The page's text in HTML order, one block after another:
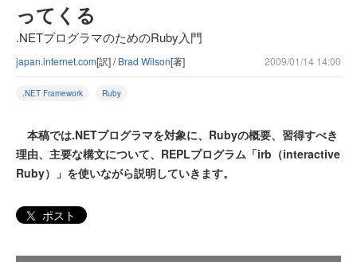
ってくる
.NETプログラマのためのRuby入門
japan.internet.com[訳] /Brad Wilson[著] 2009/01/14 14:00
.NET Framework Ruby
本稿では.NETプログラマを対象に、Rubyの概要、習得すべき
理由、主要な構文について、REPLプログラム「irb（interactive
Ruby）」を使いながら説明していきます。
ポスト